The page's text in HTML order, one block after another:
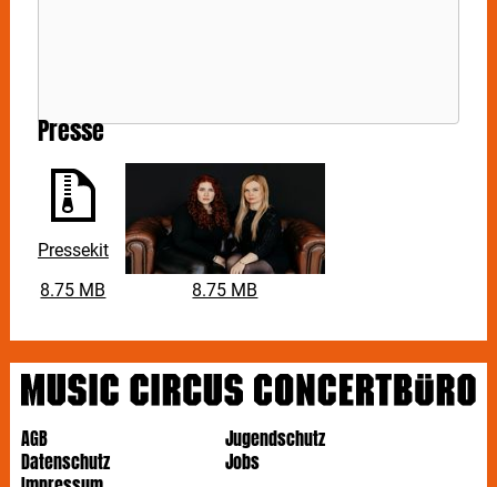
Presse
Pressekit
8.75 MB
8.75 MB
AGB
Datenschutz
Jugendschutz
Jobs